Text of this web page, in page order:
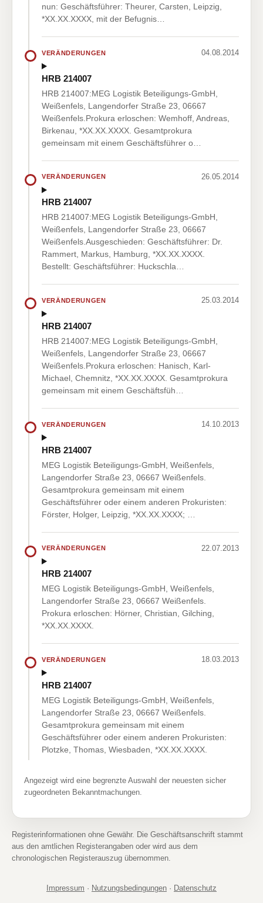
nun: Geschäftsführer: Theurer, Carsten, Leipzig,
*XX.XX.XXXX, mit der Befugnis…
VERÄNDERUNGEN 04.08.2014
HRB 214007
HRB 214007:MEG Logistik Beteiligungs-GmbH,
Weißenfels, Langendorfer Straße 23, 06667
Weißenfels.Prokura erloschen: Wemhoff, Andreas,
Birkenau, *XX.XX.XXXX. Gesamtprokura
gemeinsam mit einem Geschäftsführer o…
VERÄNDERUNGEN 26.05.2014
HRB 214007
HRB 214007:MEG Logistik Beteiligungs-GmbH,
Weißenfels, Langendorfer Straße 23, 06667
Weißenfels.Ausgeschieden: Geschäftsführer: Dr.
Rammert, Markus, Hamburg, *XX.XX.XXXX.
Bestellt: Geschäftsführer: Huckschla…
VERÄNDERUNGEN 25.03.2014
HRB 214007
HRB 214007:MEG Logistik Beteiligungs-GmbH,
Weißenfels, Langendorfer Straße 23, 06667
Weißenfels.Prokura erloschen: Hanisch, Karl-
Michael, Chemnitz, *XX.XX.XXXX. Gesamtprokura
gemeinsam mit einem Geschäftsfüh…
VERÄNDERUNGEN 14.10.2013
HRB 214007
MEG Logistik Beteiligungs-GmbH, Weißenfels,
Langendorfer Straße 23, 06667 Weißenfels.
Gesamtprokura gemeinsam mit einem
Geschäftsführer oder einem anderen Prokuristen:
Förster, Holger, Leipzig, *XX.XX.XXXX; …
VERÄNDERUNGEN 22.07.2013
HRB 214007
MEG Logistik Beteiligungs-GmbH, Weißenfels,
Langendorfer Straße 23, 06667 Weißenfels.
Prokura erloschen: Hörner, Christian, Gilching,
*XX.XX.XXXX.
VERÄNDERUNGEN 18.03.2013
HRB 214007
MEG Logistik Beteiligungs-GmbH, Weißenfels,
Langendorfer Straße 23, 06667 Weißenfels.
Gesamtprokura gemeinsam mit einem
Geschäftsführer oder einem anderen Prokuristen:
Plotzke, Thomas, Wiesbaden, *XX.XX.XXXX.
Angezeigt wird eine begrenzte Auswahl der neuesten sicher
zugeordneten Bekanntmachungen.
Registerinformationen ohne Gewähr. Die Geschäftsanschrift stammt
aus den amtlichen Registerangaben oder wird aus dem
chronologischen Registerauszug übernommen.
Impressum · Nutzungsbedingungen · Datenschutz